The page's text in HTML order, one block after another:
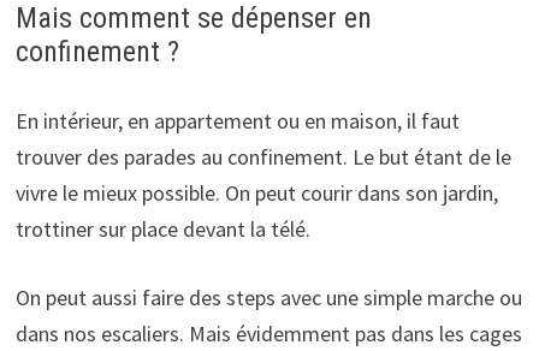
Mais comment se dépenser en
confinement ?
En intérieur, en appartement ou en maison, il faut
trouver des parades au confinement. Le but étant de le
vivre le mieux possible. On peut courir dans son jardin,
trottiner sur place devant la télé.
On peut aussi faire des steps avec une simple marche ou
dans nos escaliers. Mais évidemment pas dans les cages